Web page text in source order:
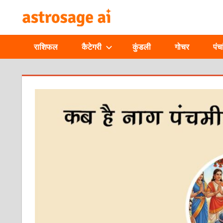
content
JOURNAL
–
ASTROSAGE
राशिफल कैटेगरी कुंडली गोचर